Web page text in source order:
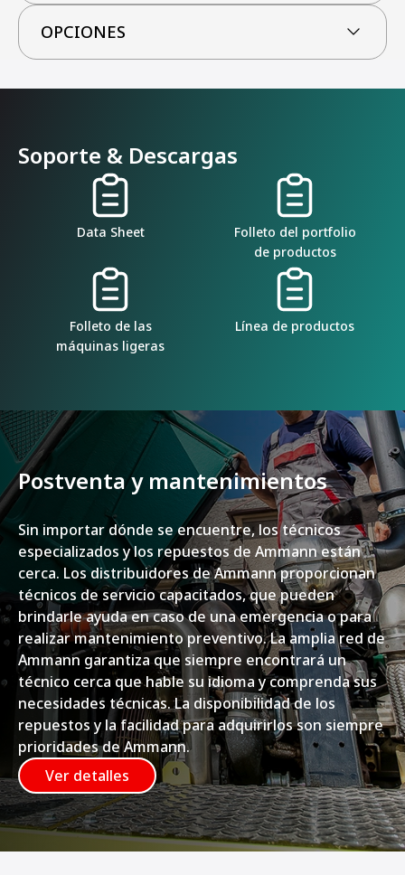
OPCIONES
Soporte & Descargas
Data Sheet
Folleto del portfolio
de productos
Folleto de las
máquinas ligeras
Línea de productos
Postventa y mantenimientos
Sin importar dónde se encuentre, los técnicos
especializados y los repuestos de Ammann están
cerca. Los distribuidores de Ammann proporcionan
técnicos de servicio capacitados, que pueden
brindarle ayuda en caso de una emergencia o para
realizar mantenimiento preventivo. La amplia red de
Ammann garantiza que siempre encontrará un
técnico cerca que hable su idioma y comprenda sus
necesidades técnicas. La disponibilidad de los
repuestos y la facilidad para adquirirlos son siempre
prioridades de Ammann.
Ver detalles